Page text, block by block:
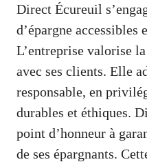
Direct Écureuil
d’épargne accessibles
L’entreprise valorise
avec ses clients. Elle
responsable, en
durables et éthiques.
point d’honneur à
de ses épargnants.